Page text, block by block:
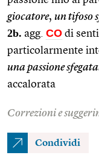
giocatore, un tifoso
2b. agg. CO di
particolarmente
una passione
accalorata
Correzioni e
Condividi